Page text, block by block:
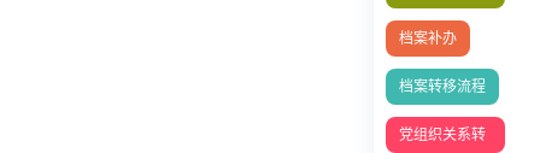
补办
档案补办
档案转移流程
党组织关系转